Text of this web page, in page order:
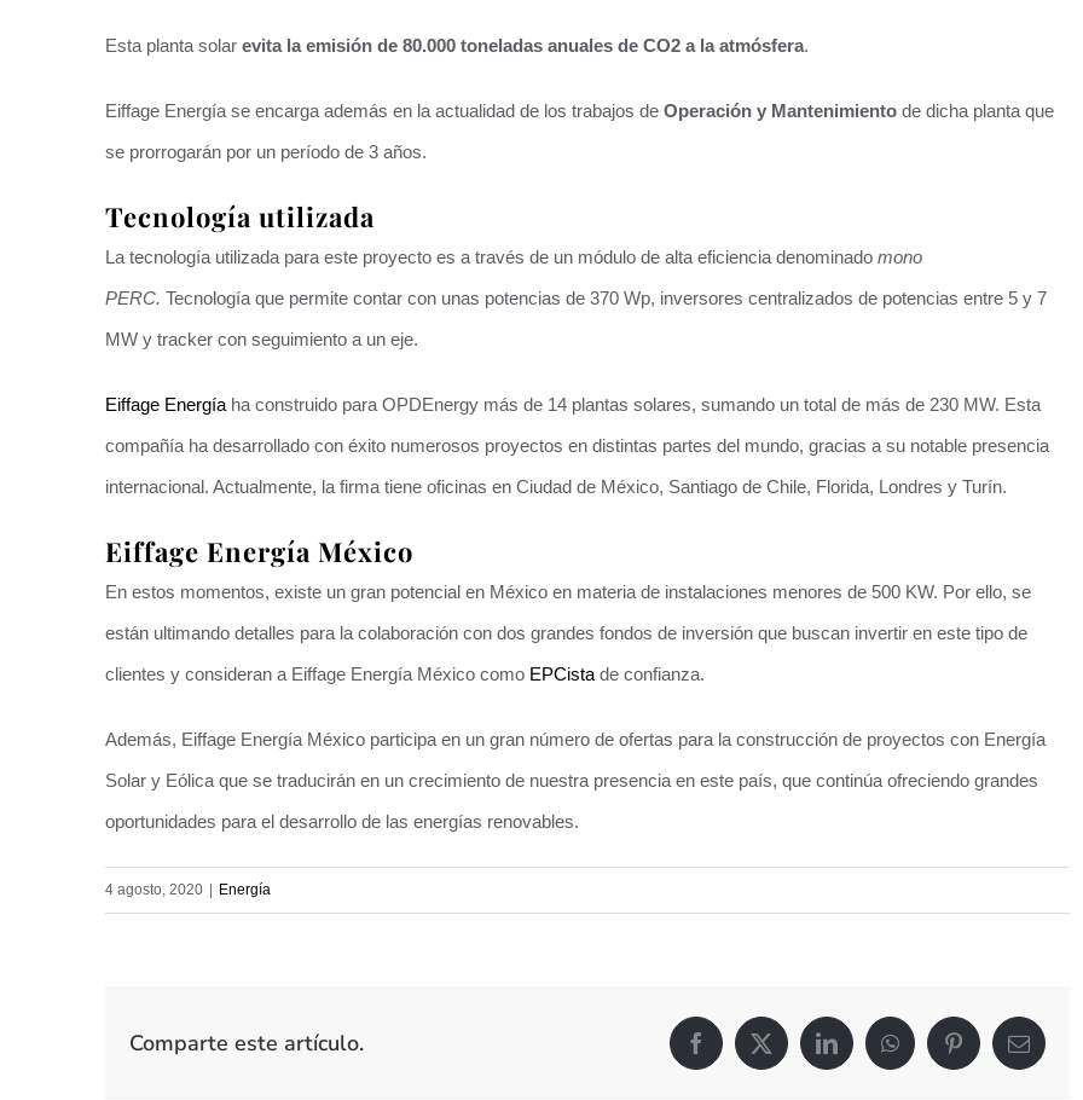
Esta planta solar evita la emisión de 80.000 toneladas anuales de CO2 a la atmósfera.
Eiffage Energía se encarga además en la actualidad de los trabajos de Operación y Mantenimiento de dicha planta que
se prorrogarán por un período de 3 años.
Tecnología utilizada
La tecnología utilizada para este proyecto es a través de un módulo de alta eficiencia denominado mono
PERC. Tecnología que permite contar con unas potencias de 370 Wp, inversores centralizados de potencias entre 5 y 7
MW y tracker con seguimiento a un eje.
Eiffage Energía ha construido para OPDEnergy más de 14 plantas solares, sumando un total de más de 230 MW. Esta
compañía ha desarrollado con éxito numerosos proyectos en distintas partes del mundo, gracias a su notable presencia
internacional. Actualmente, la firma tiene oficinas en Ciudad de México, Santiago de Chile, Florida, Londres y Turín.
Eiffage Energía México
En estos momentos, existe un gran potencial en México en materia de instalaciones menores de 500 KW. Por ello, se
están ultimando detalles para la colaboración con dos grandes fondos de inversión que buscan invertir en este tipo de
clientes y consideran a Eiffage Energía México como EPCista de confianza.
Además, Eiffage Energía México participa en un gran número de ofertas para la construcción de proyectos con Energía
Solar y Eólica que se traducirán en un crecimiento de nuestra presencia en este país, que continúa ofreciendo grandes
oportunidades para el desarrollo de las energías renovables.
4 agosto, 2020 Energía
Comparte este artículo. Facebook
X LinkedInWhatsAppPinterestCorreo